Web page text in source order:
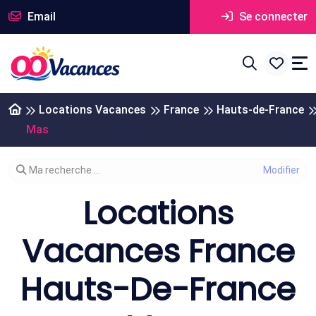
Email Se connecter
Locations Vacances France
Hauts-de-France
Mas
Modifier votre recherche
Ma recherche ...
Locations
Vacances France
Hauts-De-France